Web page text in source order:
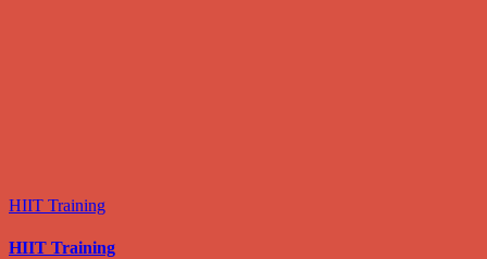
HIIT Training
HIIT Training